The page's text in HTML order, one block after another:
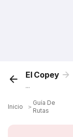
El Copey
...
Inicio ＞
Guía De
Rutas